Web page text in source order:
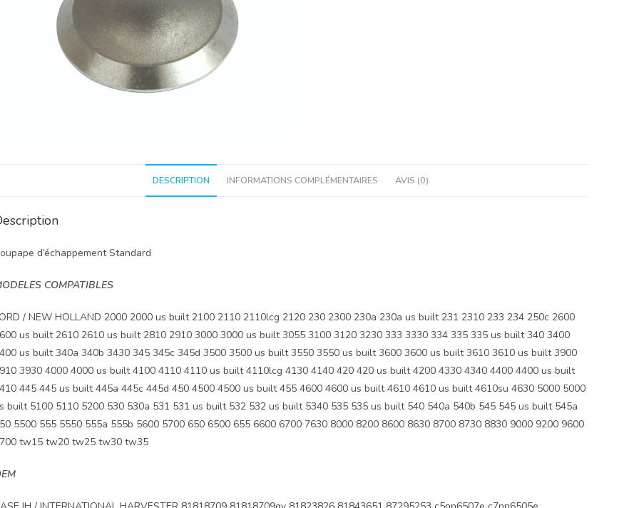
DESCRIPTION INFORMATIONS COMPLÉMENTAIRES AVIS (0)
d’échappement Standard
COMPATIBLES
/ NEW HOLLAND 2000 2000 us built 2100 2110 2110lcg 2120 230 2300 230a 230a us built 231 2310 233 234 250c 2600
us built 2610 2610 us built 2810 2910 3000 3000 us built 3055 3100 3120 3230 333 3330 334 335 335 us built 340 3400
us built 340a 340b 3430 345 345c 345d 3500 3500 us built 3550 3550 us built 3600 3600 us built 3610 3610 us built 3900
3930 4000 4000 us built 4100 4110 4110 us built 4110lcg 4130 4140 420 420 us built 4200 4330 4340 4400 4400 us built
445 445 us built 445a 445c 445d 450 4500 4500 us built 455 4600 4600 us built 4610 4610 us built 4610su 4630 5000 5000
built 5100 5110 5200 530 530a 531 531 us built 532 532 us built 5340 535 535 us built 540 540a 540b 545 545 us built 545a
5500 555 5550 555a 555b 5600 5700 650 6500 655 6600 6700 7630 8000 8200 8600 8630 8700 8730 8830 9000 9200 9600
tw15 tw20 tw25 tw30 tw35